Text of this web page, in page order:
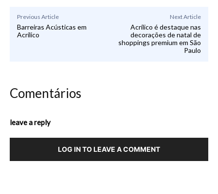
Previous Article
Barreiras Acústicas em
Acrílico
Next Article
Acrílico é destaque nas
decorações de natal de
shoppings premium em São
Paulo
Comentários
leave a reply
LOG IN TO LEAVE A COMMENT